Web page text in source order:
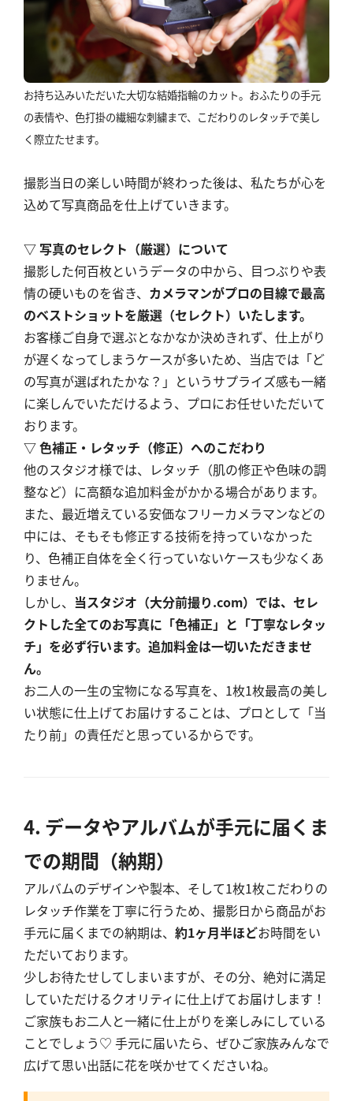
お持ち込みいただいた大切な結婚指輪のカット。おふたりの手元
の表情や、色打掛の繊細な刺繍まで、こだわりのレタッチで美し
く際立たせます。
撮影当日の楽しい時間が終わった後は、私たちが心を
込めて写真商品を仕上げていきます。
▽ 写真のセレクト（厳選）について
撮影した何百枚というデータの中から、目つぶりや表
情の硬いものを省き、 カメラマンがプロの目線で最高
のベストショットを厳選（セレクト）いたします。
お客様ご自身で選ぶとなかなか決めきれず、仕上がり
が遅くなってしまうケースが多いため、当店では「ど
の写真が選ばれたかな？」というサプライズ感も一緒
に楽しんでいただけるよう、プロにお任せいただいて
おります。
▽ 色補正・レタッチ（修正）へのこだわり
他のスタジオ様では、レタッチ（肌の修正や色味の調
整など）に高額な追加料金がかかる場合があります。
また、最近増えている安価なフリーカメラマンなどの
中には、そもそも修正する技術を持っていなかった
り、色補正自体を全く行っていないケースも少なくあ
りません。
しかし、 当スタジオ（大分前撮り.com）では、セレ
クトした全てのお写真に「色補正」と「丁寧なレタッ
チ」を必ず行います。追加料金は一切いただきませ
ん。
お二人の一生の宝物になる写真を、1枚1枚最高の美し
い状態に仕上げてお届けすることは、プロとして「当
たり前」の責任だと思っているからです。
4. データやアルバムが手元に届くま
での期間（納期）
アルバムのデザインや製本、そして1枚1枚こだわりの
レタッチ作業を丁寧に行うため、撮影日から商品がお
手元に届くまでの納期は、 約1ヶ月半ほどお時間をい
ただいております。
少しお待たせしてしまいますが、その分、絶対に満足
していただけるクオリティに仕上げてお届けします！
ご家族もお二人と一緒に仕上がりを楽しみにしている
ことでしょう♡ 手元に届いたら、ぜひご家族みんなで
広げて思い出話に花を咲かせてくださいね。